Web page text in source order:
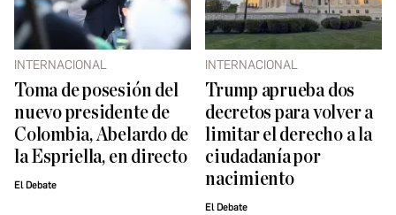
INTERNACIONAL
Toma de posesión del
nuevo presidente de
Colombia, Abelardo de
la Espriella, en directo
El Debate
INTERNACIONAL
Trump aprueba dos
decretos para volver a
limitar el derecho a la
ciudadanía por
nacimiento
El Debate